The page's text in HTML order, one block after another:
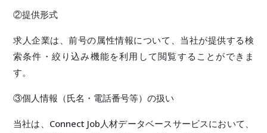
②提供形式
求人企業は、前号の属性情報について、当社が提供する検
索条件・絞り込み機能を利用して閲覧することができま
す。
③個人情報（氏名・電話番号等）の扱い
当社は、Connect Job人材データベースサービスにおいて、